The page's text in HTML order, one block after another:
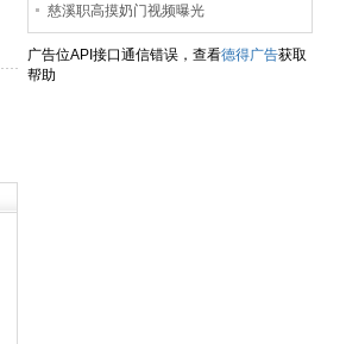
慈溪职高摸奶门视频曝光
广告位API接口通信错误，查看德得广告获取
帮助